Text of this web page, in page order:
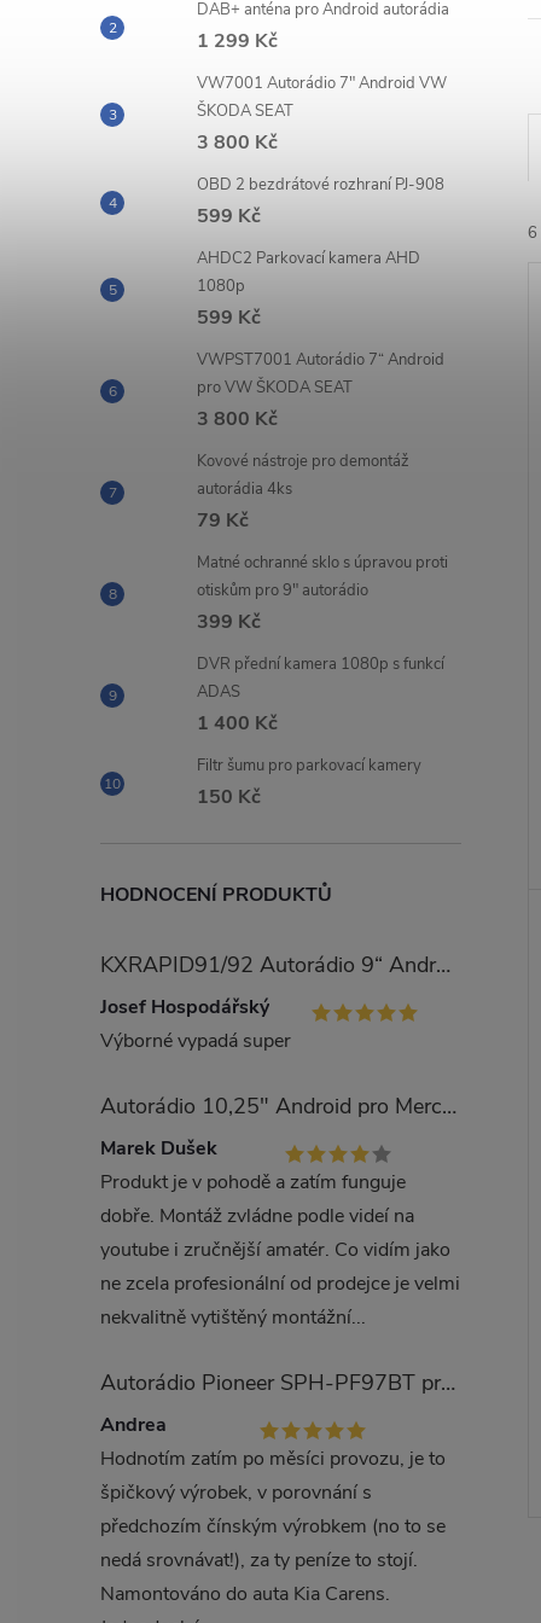
l
DAB+ anténa pro Android autorádia
1 299 Kč
VW7001 Autorádio 7" Android VW
ŠKODA SEAT
3 800 Kč
OBD 2 bezdrátové rozhraní PJ-908
599 Kč
AHDC2 Parkovací kamera AHD
1080p
599 Kč
VWPST7001 Autorádio 7“ Android
pro VW ŠKODA SEAT
3 800 Kč
Kovové nástroje pro demontáž
autorádia 4ks
79 Kč
Matné ochranné sklo s úpravou proti
otiskům pro 9" autorádio
399 Kč
DVR přední kamera 1080p s funkcí
ADAS
1 400 Kč
Filtr šumu pro parkovací kamery
150 Kč
HODNOCENÍ PRODUKTŮ
KXRAPID91/92 Autorádio 9“ Android pro Škoda Rapid
Josef Hospodářský
Výborné vypadá super
Autorádio 10,25" Android pro Mercedes Benz třída E W212
Marek Dušek
Produkt je v pohodě a zatím funguje
dobře. Montáž zvládne podle videí na
youtube i zručnější amatér. Co vidím jako
ne zcela profesionální od prodejce je velmi
nekvalitně vytištěný montážní...
Autorádio Pioneer SPH-PF97BT pro Kia Carens
Andrea
Hodnotím zatím po měsíci provozu, je to
špičkový výrobek, v porovnání s
předchozím čínským výrobkem (no to se
nedá srovnávat!), za ty peníze to stojí.
Namontováno do auta Kia Carens.
6